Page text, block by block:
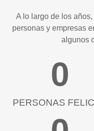
A lo largo de los
personas y empresas
algunos
PERSONAS
0